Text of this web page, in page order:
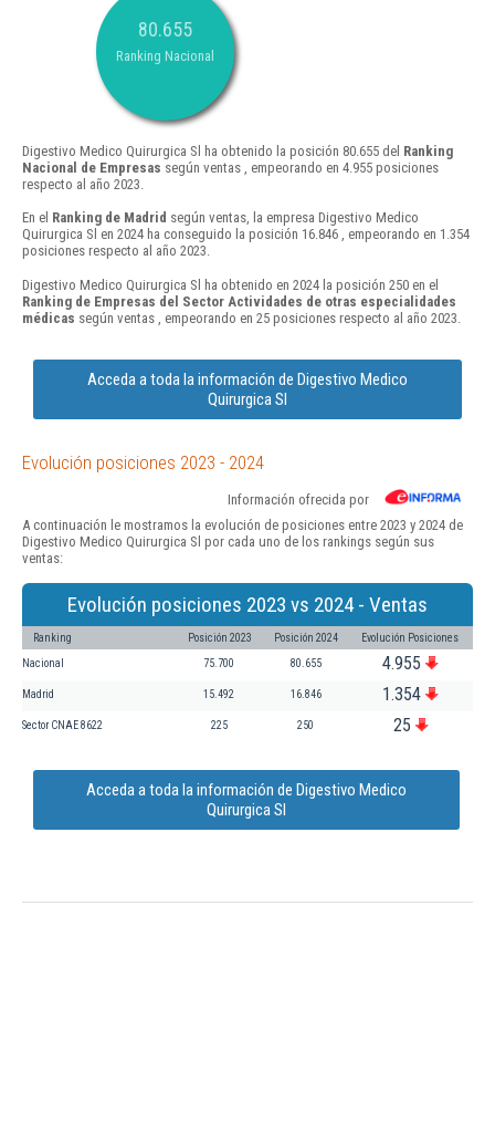
80.655
Ranking Nacional
Digestivo Medico Quirurgica Sl ha obtenido la posición 80.655 del Ranking
Nacional de Empresas según ventas , empeorando en 4.955 posiciones
respecto al año 2023.
En el Ranking de Madrid según ventas, la empresa Digestivo Medico
Quirurgica Sl en 2024 ha conseguido la posición 16.846 , empeorando en 1.354
posiciones respecto al año 2023.
Digestivo Medico Quirurgica Sl ha obtenido en 2024 la posición 250 en el
Ranking de Empresas del Sector Actividades de otras especialidades
médicas según ventas , empeorando en 25 posiciones respecto al año 2023.
Acceda a toda la información de Digestivo Medico
Quirurgica Sl
Evolución posiciones 2023 - 2024
Información ofrecida por
A continuación le mostramos la evolución de posiciones entre 2023 y 2024 de
Digestivo Medico Quirurgica Sl por cada uno de los rankings según sus
ventas:
Evolución posiciones 2023 vs 2024 - Ventas
Ranking Posición 2023 Posición 2024 Evolución Posiciones
Nacional 75.700 80.655 4.955
Madrid 15.492 16.846 1.354
Sector CNAE 8622 225 250 25
Acceda a toda la información de Digestivo Medico
Quirurgica Sl